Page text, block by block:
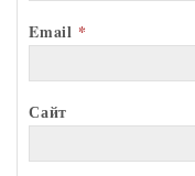
Email *
Сайт